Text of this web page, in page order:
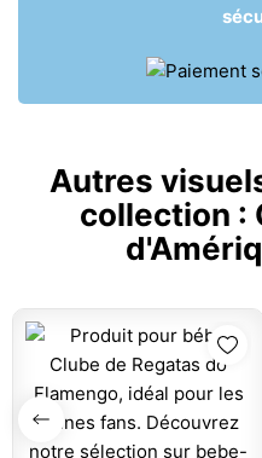
Autres
collection :